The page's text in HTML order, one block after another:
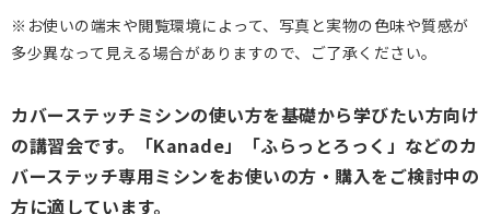
※お使いの端末や閲覧環境によって、写真と実物の色味や質感が
多少異なって見える場合がありますので、ご了承ください。
カバーステッチミシンの使い方を基礎から学びたい方向け
の講習会です。「Kanade」「ふらっとろっく」などのカ
バーステッチ専用ミシンをお使いの方・購入をご検討中の
方に適しています。